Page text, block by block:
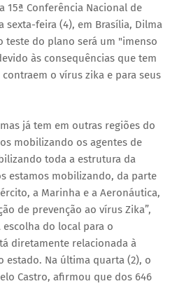
15ª Conferência Nacional de
sexta-feira (4), em Brasília, Dilma
do plano será um "imenso
às consequências que tem
o vírus zika e para seus
já tem em outras regiões do
mobilizando os agentes de
toda a estrutura da
estamos mobilizando, da parte
a Marinha e a Aeronáutica,
de prevenção ao vírus Zika”,
do local para o
diretamente relacionada à
estado. Na última quarta (2), o
Castro, afirmou que dos 646